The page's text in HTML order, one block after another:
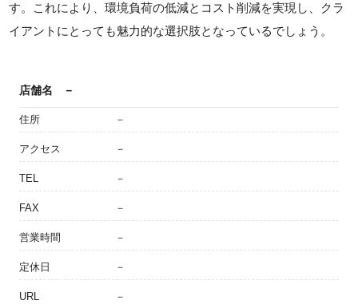
す。これにより、環境負荷の低減とコスト削減を実現し、クラ
イアントにとっても魅力的な選択肢となっているでしょう。
店舗名 －
住所 －
アクセス －
TEL －
FAX －
営業時間 －
定休日 －
URL －